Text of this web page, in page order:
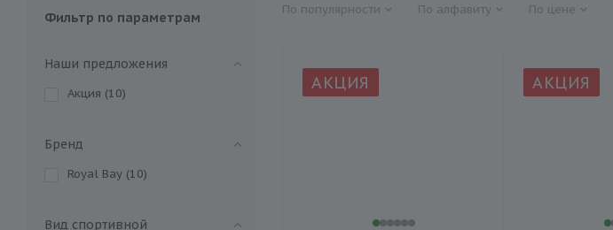
По популярности По алфавиту По цене
АКЦИЯ АКЦИЯ
Фильтр по параметрам
Наши предложения
Акция (10)
Бренд
Royal Bay (10)
Вид спортивной